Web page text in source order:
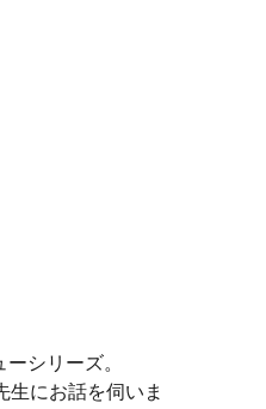
シリーズ。
にお話を伺いま